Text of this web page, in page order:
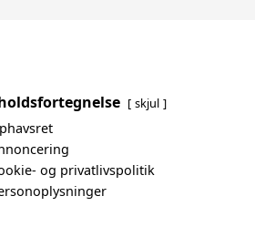
skjul
og privatlivspolitik